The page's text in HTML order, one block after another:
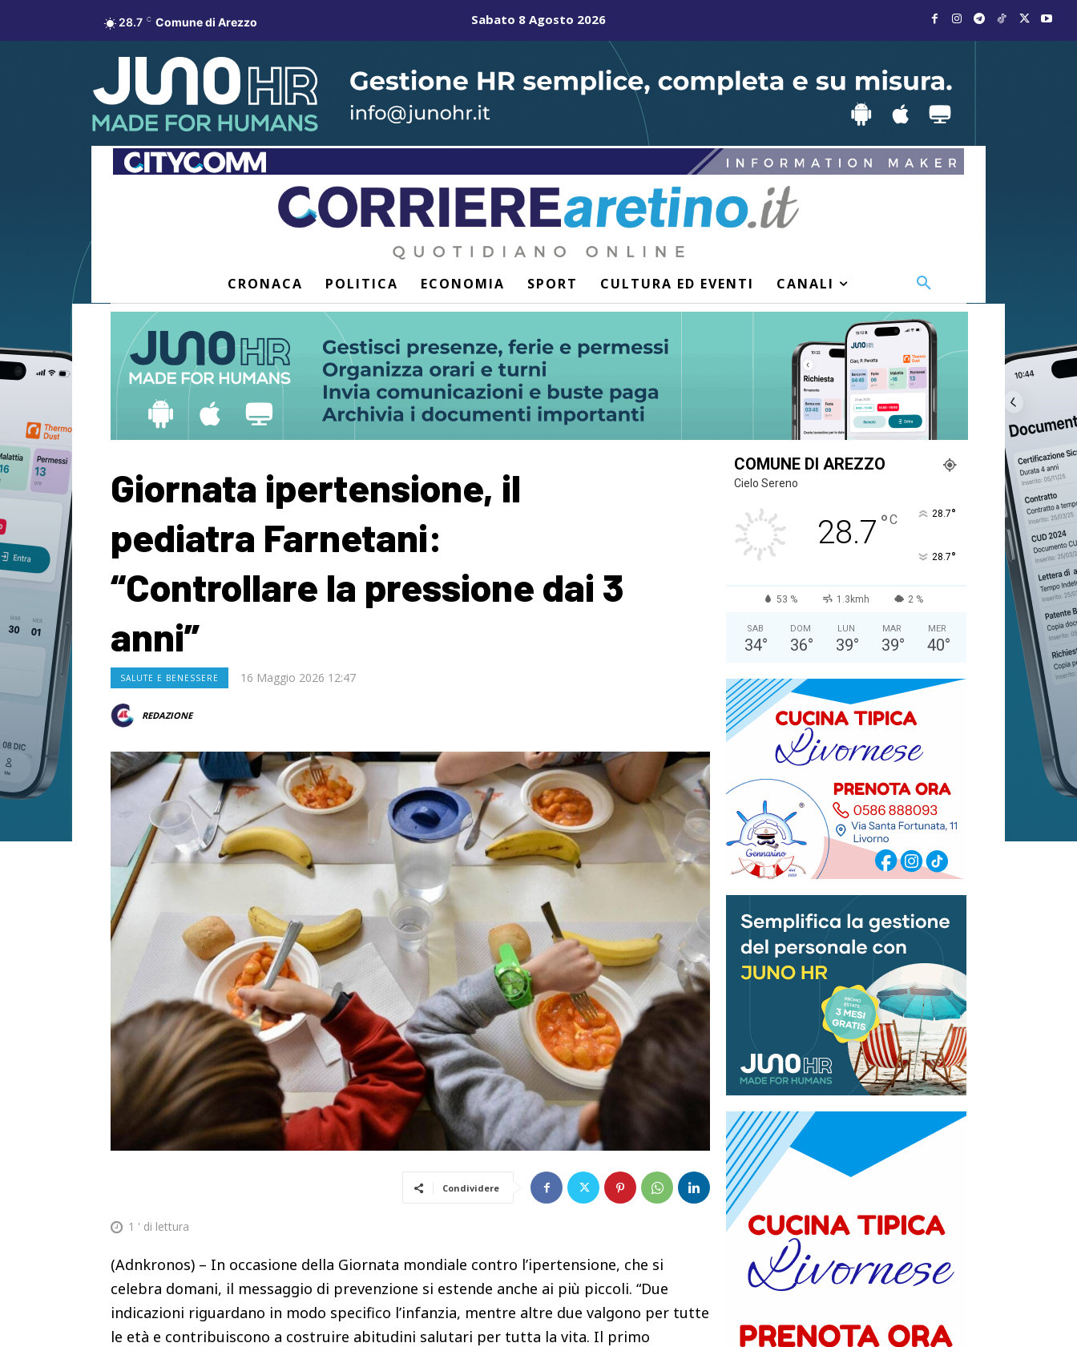
28.7 C Comune di Arezzo Sabato 8 Agosto 2026
CRONACA POLITICA ECONOMIA SPORT CULTURA ED EVENTI CANALI
Giornata ipertensione, il
pediatra Farnetani:
“Controllare la pressione dai 3
anni”
SALUTE E BENESSERE 16 Maggio 2026 12:47
REDAZIONE
Condividere
1 ' di lettura
(Adnkronos) – In occasione della Giornata mondiale contro l’ipertensione, che si
celebra domani, il messaggio di prevenzione si estende anche ai più piccoli. “Due
indicazioni riguardano in modo specifico l’infanzia, mentre altre due valgono per tutte
le età e contribuiscono a costruire abitudini salutari per tutta la vita. Il primo
COMUNE DI AREZZO
Cielo Sereno
28.7 °C 28.7°
28.7°
53 % 1.3kmh 2 %
SAB
34°
DOM
36°
LUN
39°
MAR
39°
MER
40°